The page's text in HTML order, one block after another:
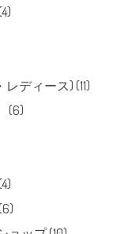
レディース) (11)
(6)